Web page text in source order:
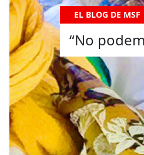
EL BLOG DE MSF
“No